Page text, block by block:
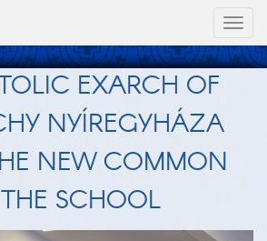
EXARCH OF
NYÍREGYHÁZA
NEW COMMON
SCHOOL